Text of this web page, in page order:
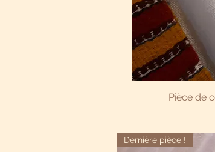
Pièce de
Dernière pièce !